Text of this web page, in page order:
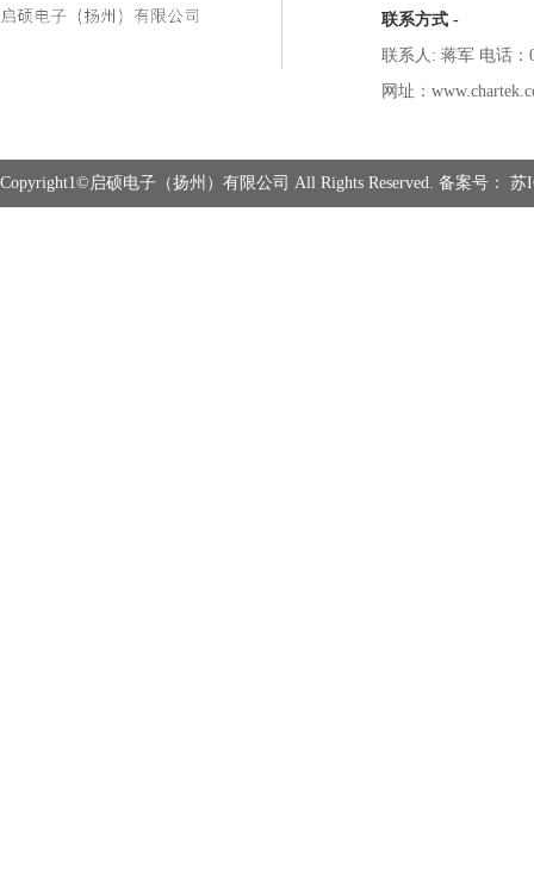
联系方式 -
联系人: 蒋军 电话：
网址：
Copyright1©启硕电子（扬州）有限公司 All Rights Reserved. 备案号： 苏